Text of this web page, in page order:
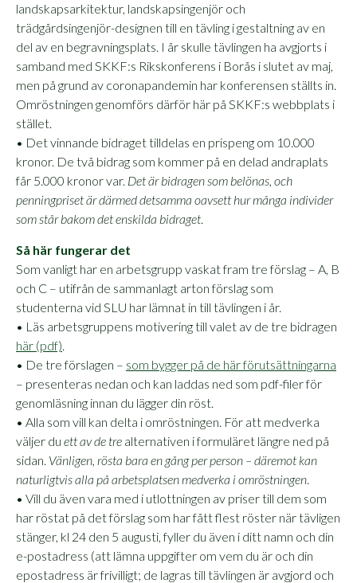
landskapsarkitektur, landskapsingenjör och
trädgårdsingenjör-designen till en tävling i gestaltning av en
del av en begravningsplats. I år skulle tävlingen ha avgjorts i
samband med SKKF:s Rikskonferens i Borås i slutet av maj,
men på grund av coronapandemin har konferensen ställts in.
Omröstningen genomförs därför här på SKKF:s webbplats i
stället.
• Det vinnande bidraget tilldelas en prispeng om 10.000
kronor. De två bidrag som kommer på en delad andraplats
får 5.000 kronor var. Det är bidragen som belönas, och
penningpriset är därmed detsamma oavsett hur många individer
som står bakom det enskilda bidraget.
Så här fungerar det
Som vanligt har en arbetsgrupp vaskat fram tre förslag – A, B
och C – utifrån de sammanlagt arton förslag som
studenterna vid SLU har lämnat in till tävlingen i år.
• Läs arbetsgruppens motivering till valet av de tre bidragen
här (pdf).
• De tre förslagen – som bygger på de här förutsättningarna
– presenteras nedan och kan laddas ned som pdf-filer för
genomläsning innan du lägger din röst.
• Alla som vill kan delta i omröstningen. För att medverka
väljer du ett av de tre alternativen i formuläret längre ned på
sidan. Vänligen, rösta bara en gång per person – däremot kan
naturligtvis alla på arbetsplatsen medverka i omröstningen.
• Vill du även vara med i utlottningen av priser till dem som
har röstat på det förslag som har fått flest röster när tävligen
stänger, kl 24 den 5 augusti, fyller du även i ditt namn och din
e-postadress (att lämna uppgifter om vem du är och din
epostadress är frivilligt; de lagras till tävlingen är avgjord och